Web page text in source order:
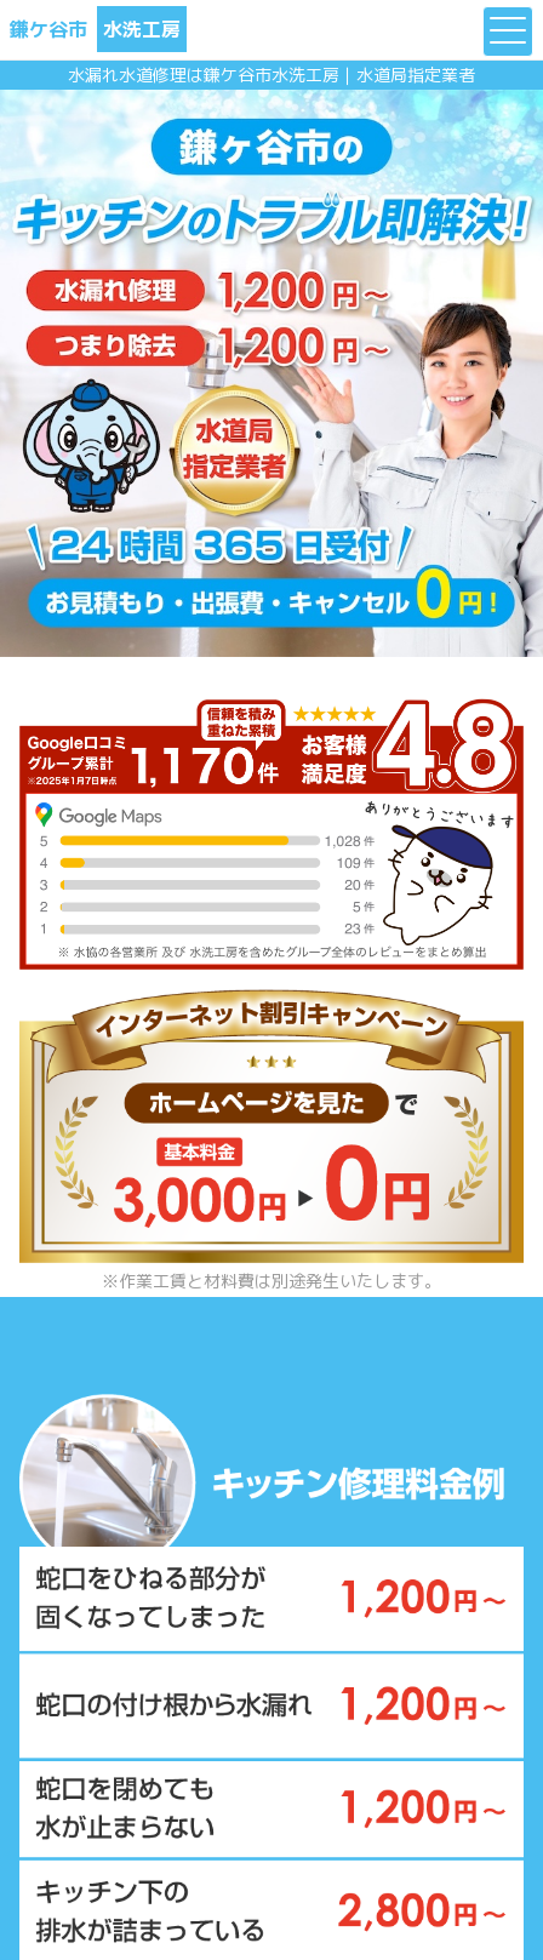
鎌ケ谷市 水洗工房
水漏れ水道修理は鎌ケ谷市水洗工房｜水道局指定業者
※作業工賃と材料費は別途発生いたします。